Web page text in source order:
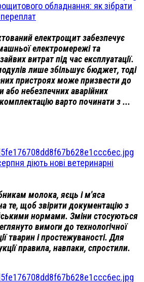
обладнання: як зібрати
електрощит забезпечує
електромережі та
витрат під час експлуатації.
лише збільшує бюджет, тоді
пристроях може призвести до
небезпечних аварійних
варто починати з ...
діють нові ветеринарні
молока, яєць і м'яса
те, щоб звірити документацію з
нормами. Зміни стосуються
вимоги до технологічної
тварин і простежуваності. Для
правила, навпаки, спростили.